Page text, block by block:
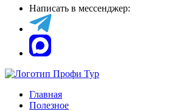
Написать в мессенджер:
Главная
Полезное